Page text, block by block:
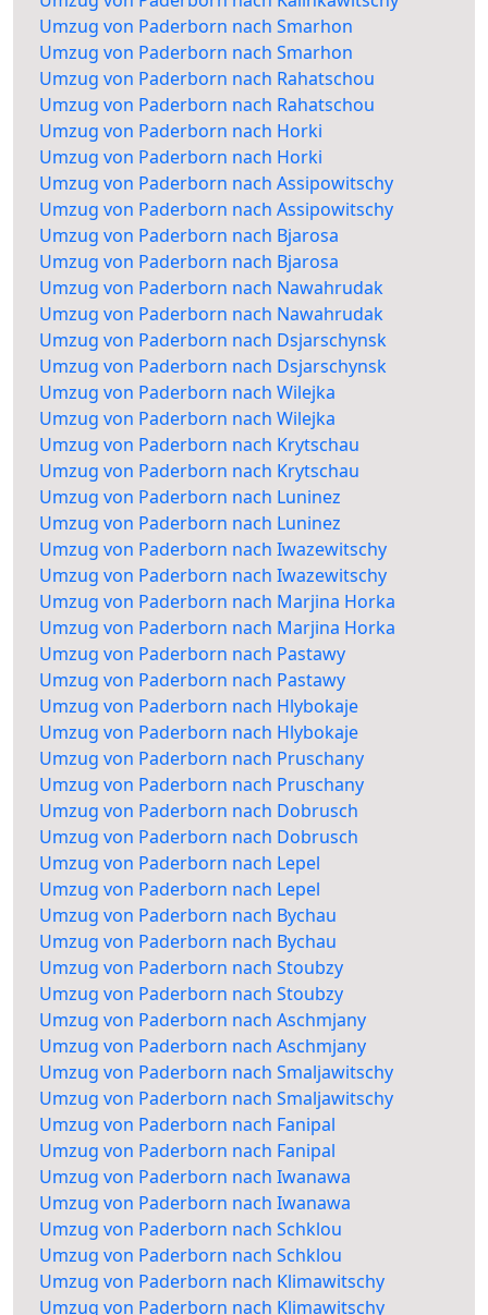
Umzug von Paderborn nach Smarhon
Umzug von Paderborn nach Smarhon
Umzug von Paderborn nach Rahatschou
Umzug von Paderborn nach Rahatschou
Umzug von Paderborn nach Horki
Umzug von Paderborn nach Horki
Umzug von Paderborn nach Assipowitschy
Umzug von Paderborn nach Assipowitschy
Umzug von Paderborn nach Bjarosa
Umzug von Paderborn nach Bjarosa
Umzug von Paderborn nach Nawahrudak
Umzug von Paderborn nach Nawahrudak
Umzug von Paderborn nach Dsjarschynsk
Umzug von Paderborn nach Dsjarschynsk
Umzug von Paderborn nach Wilejka
Umzug von Paderborn nach Wilejka
Umzug von Paderborn nach Krytschau
Umzug von Paderborn nach Krytschau
Umzug von Paderborn nach Luninez
Umzug von Paderborn nach Luninez
Umzug von Paderborn nach Iwazewitschy
Umzug von Paderborn nach Iwazewitschy
Umzug von Paderborn nach Marjina Horka
Umzug von Paderborn nach Marjina Horka
Umzug von Paderborn nach Pastawy
Umzug von Paderborn nach Pastawy
Umzug von Paderborn nach Hlybokaje
Umzug von Paderborn nach Hlybokaje
Umzug von Paderborn nach Pruschany
Umzug von Paderborn nach Pruschany
Umzug von Paderborn nach Dobrusch
Umzug von Paderborn nach Dobrusch
Umzug von Paderborn nach Lepel
Umzug von Paderborn nach Lepel
Umzug von Paderborn nach Bychau
Umzug von Paderborn nach Bychau
Umzug von Paderborn nach Stoubzy
Umzug von Paderborn nach Stoubzy
Umzug von Paderborn nach Aschmjany
Umzug von Paderborn nach Aschmjany
Umzug von Paderborn nach Smaljawitschy
Umzug von Paderborn nach Smaljawitschy
Umzug von Paderborn nach Fanipal
Umzug von Paderborn nach Fanipal
Umzug von Paderborn nach Iwanawa
Umzug von Paderborn nach Iwanawa
Umzug von Paderborn nach Schklou
Umzug von Paderborn nach Schklou
Umzug von Paderborn nach Klimawitschy
Umzug von Paderborn nach Klimawitschy